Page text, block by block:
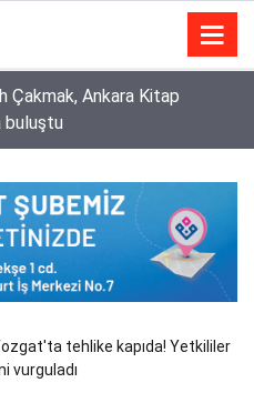
ile Türkiye Diyanet Vakfı
tehlike kapıda! Yetkililer
vurguladı